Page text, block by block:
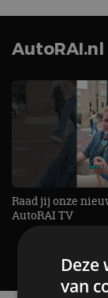
AutoRAI.nl
Raad jij onze
AutoRAI TV
van